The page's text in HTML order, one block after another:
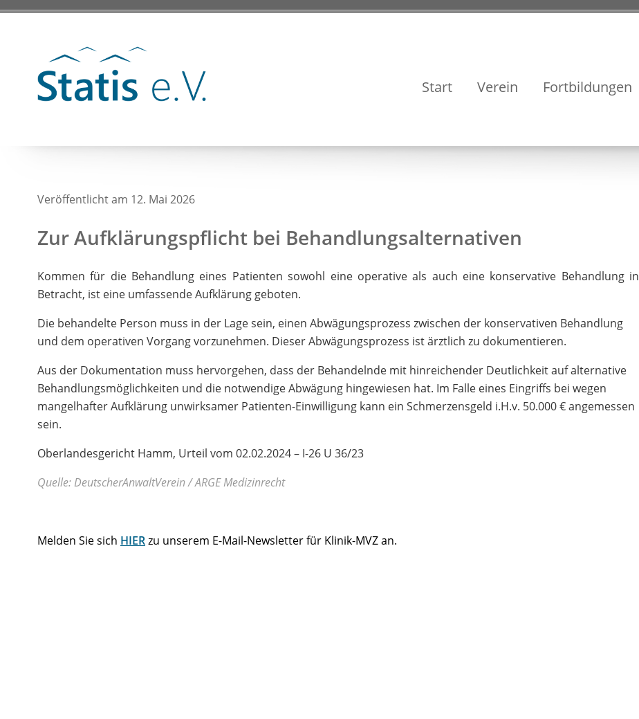
Start Verein Fortbildungen
Veröffentlicht am 12. Mai 2026
Zur Aufklärungspflicht bei Behandlungsalternativen
Kommen für die Behandlung eines Patienten sowohl eine operative als auch eine konservative Behandlung in
Betracht, ist eine umfassende Aufklärung geboten.
Die behandelte Person muss in der Lage sein, einen Abwägungsprozess zwischen der konservativen Behandlung
und dem operativen Vorgang vorzunehmen. Dieser Abwägungsprozess ist ärztlich zu dokumentieren.
Aus der Dokumentation muss hervorgehen, dass der Behandelnde mit hinreichender Deutlichkeit auf alternative
Behandlungsmöglichkeiten und die notwendige Abwägung hingewiesen hat. Im Falle eines Eingriffs bei wegen
mangelhafter Aufklärung unwirksamer Patienten-Einwilligung kann ein Schmerzensgeld i.H.v. 50.000 € angemessen
sein.
Oberlandesgericht Hamm, Urteil vom 02.02.2024 – I-26 U 36/23
Quelle: DeutscherAnwaltVerein / ARGE Medizinrecht
Melden Sie sich HIERzu unserem E-Mail-Newsletter für Klinik-MVZ an.